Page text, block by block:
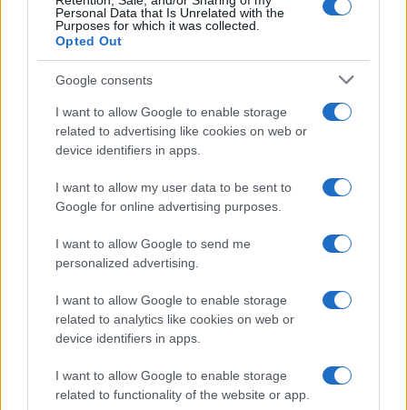
Personal Data that Is Unrelated with the
Purposes for which it was collected.
Opted Out
Google consents
I want to allow Google to enable storage
related to advertising like cookies on web or
device identifiers in apps.
I want to allow my user data to be sent to
Google for online advertising purposes.
I want to allow Google to send me
personalized advertising.
I want to allow Google to enable storage
related to analytics like cookies on web or
device identifiers in apps.
I want to allow Google to enable storage
related to functionality of the website or app.
poslovne prostore vBukovžlaku,kjer so storilci iz
ograjenega prostora odtujili dele varilnih aparatov.
Na območju policijske postaje Celje so v nedeljo
policisti obravnavali sum storitve kaznivega dejanja
nasilja v družini. Nasilnežu so izrekli ukrep prepovedi
približevanja, sledi kazenska ovadba.
Vir: PU Celje
Opozorilo:Po 297. členu Kazenskega zakonika je
posameznik kazensko odgovoren za javno spodbujanje